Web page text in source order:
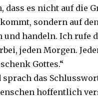
dass es nicht auf die
sondern auf
und handeln. Ich rufe
jeden Morgen.
Gottes.“
sprach das
hoffentlich